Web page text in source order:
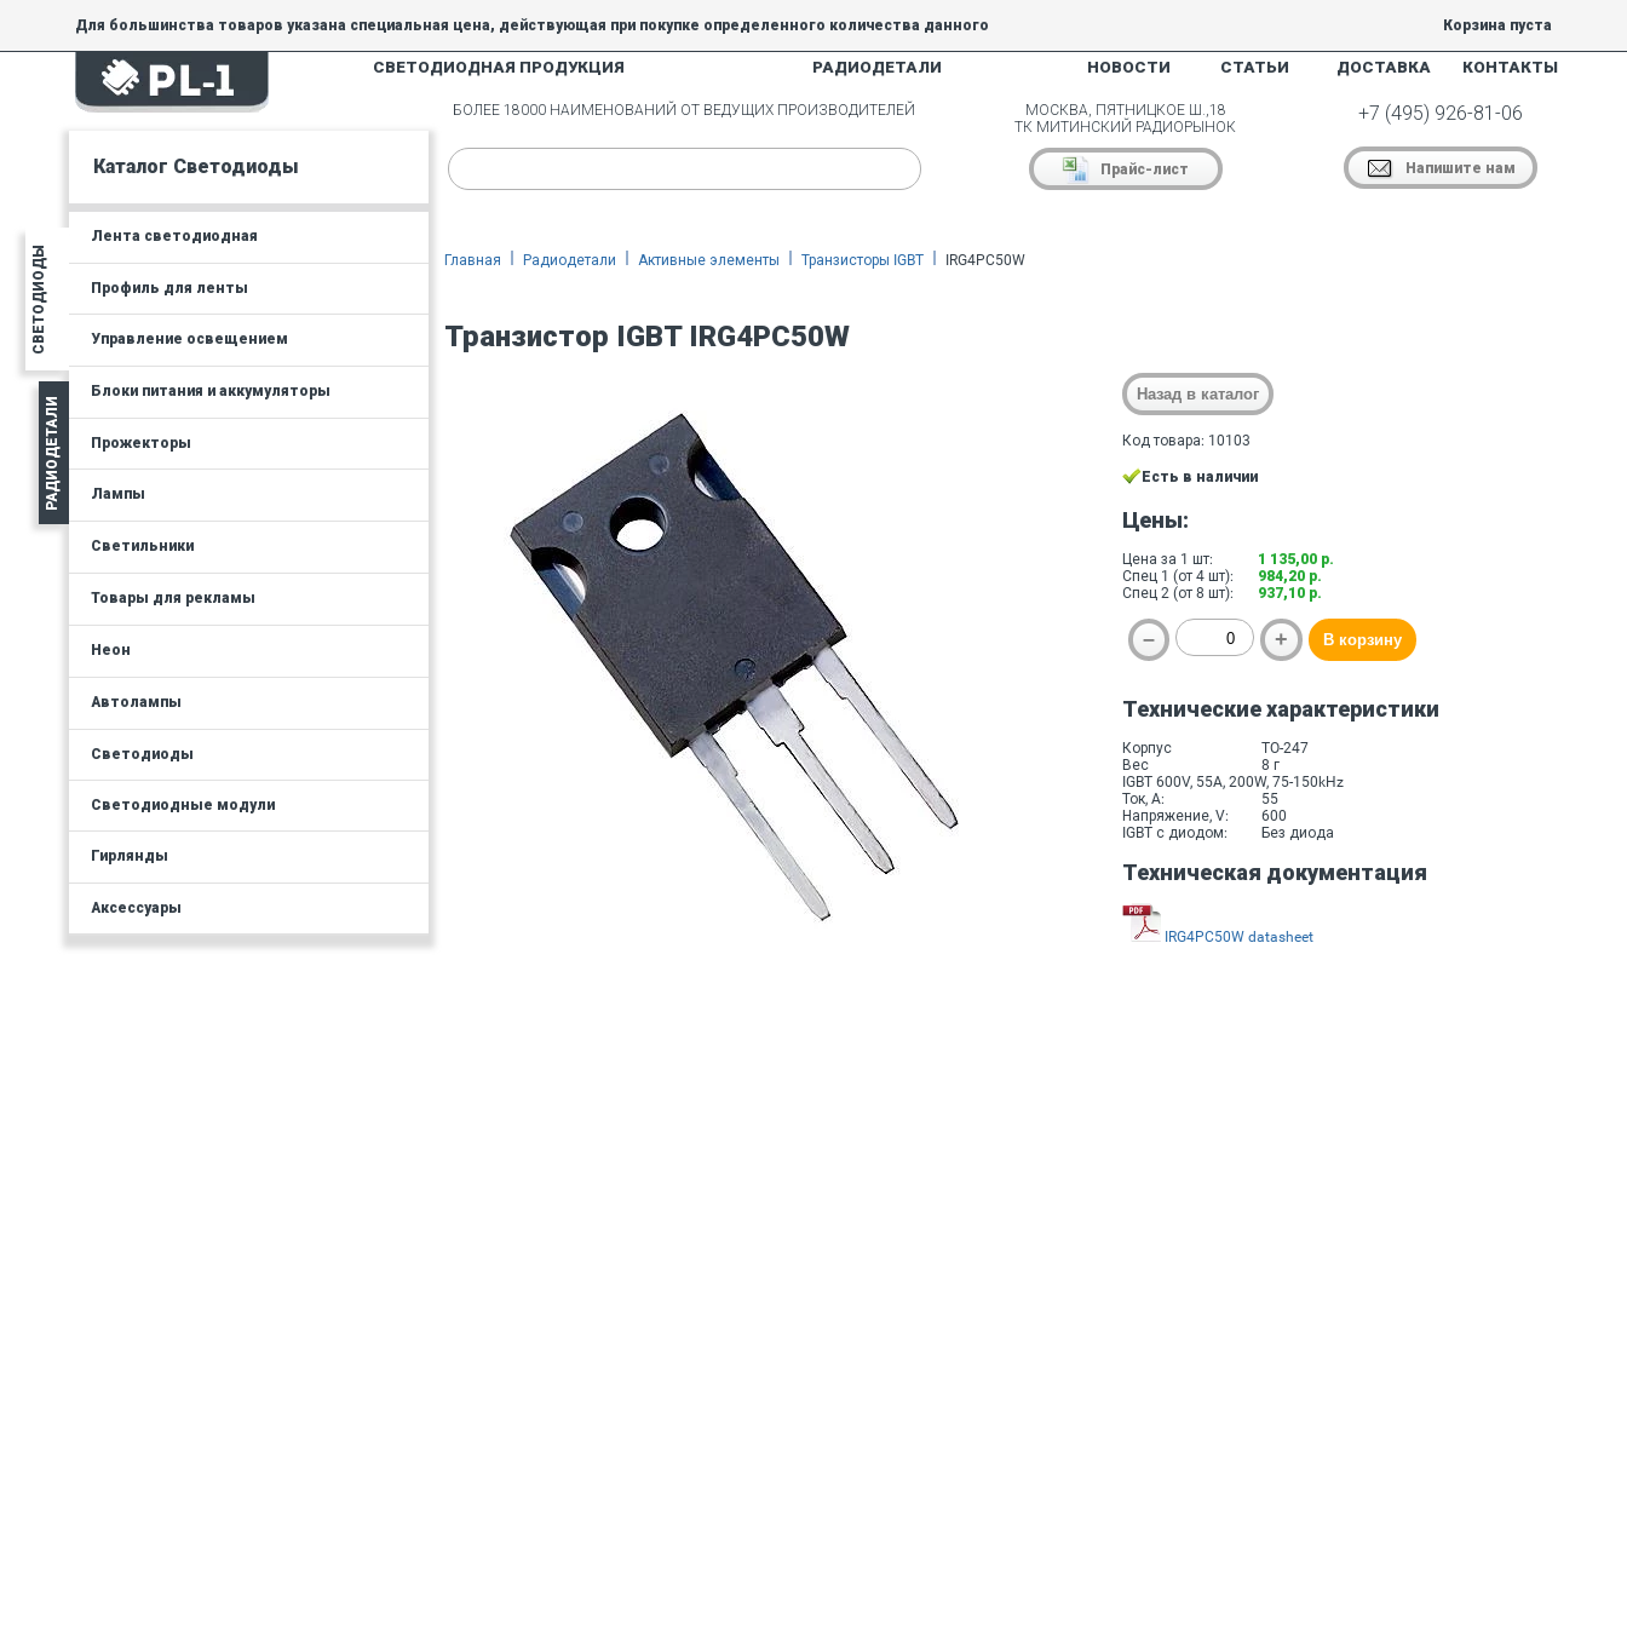
Для большинства товаров указана специальная цена, действующая при покупке определенного количества данного
товара.
На товары, купленные по специальной цене, общие скидки 5% и 10% не действуют.
Корзина пуста
СВЕТОДИОДНАЯ ПРОДУКЦИЯ РАДИОДЕТАЛИ НОВОСТИ СТАТЬИ ДОСТАВКА КОНТАКТЫ
СВЕТОДИОДЫ
РАДИОДЕТАЛИ
Каталог Светодиоды
Лента светодиодная
Профиль для ленты
Управление освещением
Блоки питания и аккумуляторы
Прожекторы
Лампы
Светильники
Товары для рекламы
Неон
Автолампы
Светодиоды
Светодиодные модули
Гирлянды
Аксессуары
БОЛЕЕ 18000 НАИМЕНОВАНИЙ ОТ ВЕДУЩИХ ПРОИЗВОДИТЕЛЕЙ
МОСКВА, ПЯТНИЦКОЕ Ш.,18
ТК МИТИНСКИЙ РАДИОРЫНОК
Прайс-лист
+7 (495) 926-81-06
Напишите нам
Главная Радиодетали Активные элементы Транзисторы IGBT IRG4PC50W
Транзистор IGBT IRG4PC50W
Код товара: 10103
Есть в наличии
Цены:
Цена за 1 шт:
1 135,00 р.
Спец 1 (от 4 шт):
984,20 р.
Спец 2 (от 8 шт):
937,10 р.
Технические характеристики
Корпус
TO-247
Вес
8 г
IGBT 600V, 55A, 200W, 75-150kHz
Ток, A:
55
Напряжение, V:
600
IGBT с диодом:
Без диода
Техническая документация
IRG4PC50W datasheet